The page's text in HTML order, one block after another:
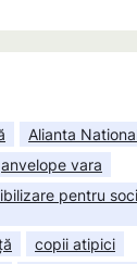
Alianta
anvelope vara
pentru
copii atipici